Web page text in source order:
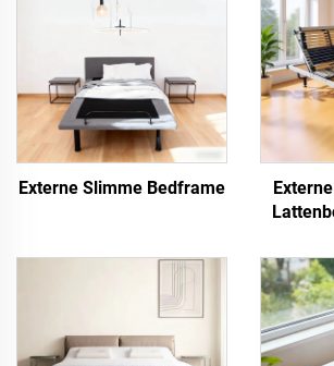
Externe Slimme Bedframe